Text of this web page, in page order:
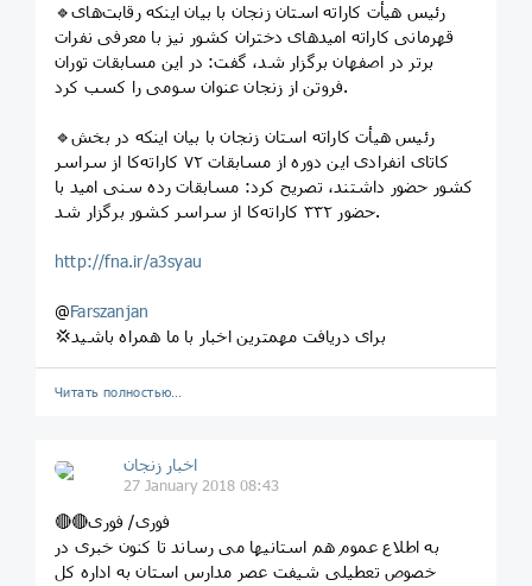
🔹رئیس هیأت کاراته استان زنجان با بیان اینکه رقابت‌های
قهرمانی کاراته امیدهای دختران کشور نیز با معرفی نفرات
برتر در اصفهان برگزار شد، گفت: در این مسابقات توران
فروتن از زنجان عنوان سومی را کسب کرد.
🔹رئیس هیأت کاراته استان زنجان با بیان اینکه در بخش
کاتای انفرادی این دوره از مسابقات ۷۲ کاراته‌کا از سراسر
کشور حضور داشتند، تصریح کرد: مسابقات رده سنی امید با
حضور ۳۳۲ کاراته‌کا از سراسر کشور برگزار شد.
http://fna.ir/a3syau
@Farszanjan
💢برای دریافت مهمترین اخبار با ما همراه باشید
Читать полностью…
اخبار زنجان
27 January 2018 08:43
🔴🔴فوری/ فوری
به اطلاع عموم هم استانیها می رساند تا کنون خبری در
خصوص تعطیلی شیفت عصر مدارس استان به اداره کل